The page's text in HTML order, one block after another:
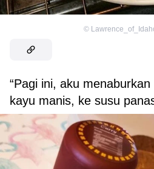
©
“Pagi ini, aku
kayu manis, ke susu